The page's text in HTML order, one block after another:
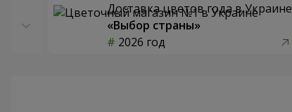
Доставка цветов года в Украине
«Выбор страны»
2026 год